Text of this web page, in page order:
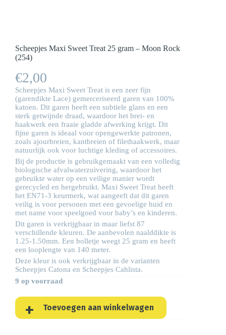
Scheepjes Maxi Sweet Treat 25 gram – Moon Rock
(254)
€2,00
Scheepjes Maxi Sweet Treat is een zeer fijn
(garendikte Lace) gemerceriseerd garen van 100%
katoen. Dit garen heeft een subtiele glans en een
sterk getwijnde draad, waardoor het brei- en
haakwerk een fraaie gladde afwerking krijgt. Dit
fijne garen is ideaal voor opengewerkte patronen,
zoals ajourbreien, kantbreien of filethaakwerk, maar
natuurlijk ook voor luchtige kleding of accessoires.
Bij de productie is gebruikgemaakt van een volledig
biologische afvalwaterzuivering, waardoor het
gebruikte water op een veilige manier wordt
gerecycled en hergebruikt. Maxi Sweet Treat heeft
het EN71-3 keurmerk, wat aangeeft dat dit garen
veilig is voor personen met een gevoelige huid en
met name voor speelgoed voor baby’s en kinderen.
Dit garen is verkrijgbaar in maar liefst 87
verschillende kleuren. De aanbevolen naalddikte is
1.25-1.50mm. Een bolletje weegt 25 gram en heeft
een looplengte van 140 meter.
Deze kleur is ook verkrijgbaar in de varianten
Scheepjes Catona en Scheepjes Cahlista.
9 op voorraad
Toevoegen aan winkelwagen